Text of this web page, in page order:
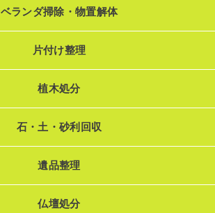
ベランダ掃除・物置解体
片付け整理
植木処分
石・土・砂利回収
遺品整理
仏壇処分